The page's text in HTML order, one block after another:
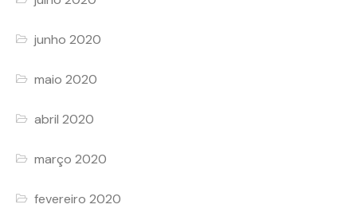
junho 2020
maio 2020
abril 2020
março 2020
fevereiro 2020